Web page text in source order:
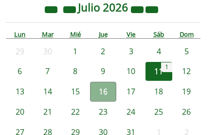
Julio 2026
Lun Mar Mié Jue Vie Sáb Dom
29 30 1 2 3 4
5
6
7 8 9 10 11 1
12
13
14 15 16 17 18
19
20
21 22 23 24 25
26
27
28 29 30 31 1 2